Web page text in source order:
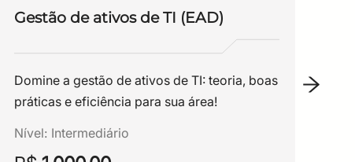
Gestão de ativos de TI (EAD)
Domine a gestão de ativos de TI: teoria, boas
práticas e eficiência para sua área!
Nível: Intermediário